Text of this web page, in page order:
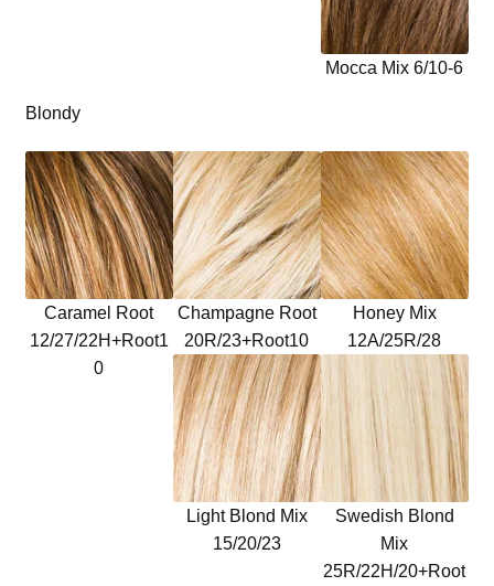
Mocca Mix 6/10-6
Blondy
Caramel Root
12/27/22H+Root1
0
Champagne Root
20R/23+Root10
Honey Mix
12A/25R/28
Light Blond Mix
15/20/23
Swedish Blond
Mix
25R/22H/20+Root